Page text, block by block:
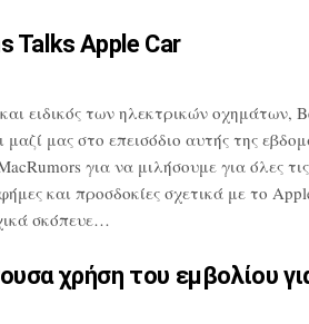
TalksApple Car
ειδικός των ηλεκτρικώνοχημάτων,
μαζί μαςστο επεισόδιο αυτής της
για να μιλήσουμε γιαόλες τις
και προσδοκίεςσχετικά με το
σκόπευε…
χρήση του εμβολίου